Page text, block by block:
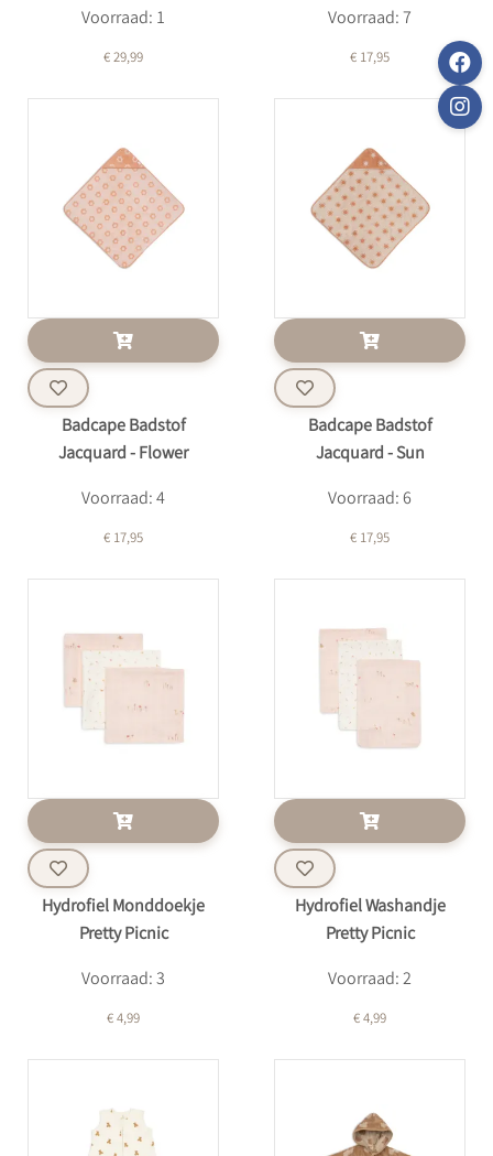
Voorraad: 1
€ 29,99
Voorraad: 7
€ 17,95
Badcape Badstof
Jacquard - Flower
Voorraad: 4
€ 17,95
Badcape Badstof
Jacquard - Sun
Voorraad: 6
€ 17,95
Hydrofiel Monddoekje
Pretty Picnic
Voorraad: 3
€ 4,99
Hydrofiel Washandje
Pretty Picnic
Voorraad: 2
€ 4,99